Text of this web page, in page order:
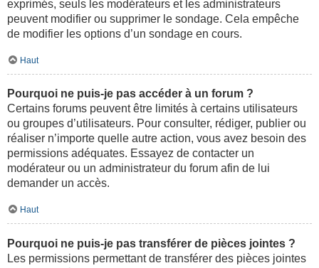
exprimés, seuls les modérateurs et les administrateurs
peuvent modifier ou supprimer le sondage. Cela empêche
de modifier les options d’un sondage en cours.
Haut
Pourquoi ne puis-je pas accéder à un forum ?
Certains forums peuvent être limités à certains utilisateurs
ou groupes d’utilisateurs. Pour consulter, rédiger, publier ou
réaliser n’importe quelle autre action, vous avez besoin des
permissions adéquates. Essayez de contacter un
modérateur ou un administrateur du forum afin de lui
demander un accès.
Haut
Pourquoi ne puis-je pas transférer de pièces jointes ?
Les permissions permettant de transférer des pièces jointes